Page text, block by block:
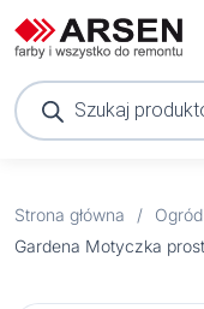
Wyszukiwarka
produktów
Strona główna / Ogród